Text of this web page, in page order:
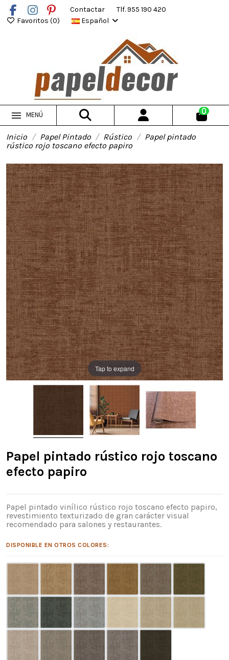
Contactar
Tlf. 955 190 420
Favoritos (0) Español
MENÚ 0
Inicio Papel Pintado Rústico
Papel pintado
rústico rojo toscano efecto papiro
Tap to expand
Papel pintado rústico rojo toscano
efecto papiro
Papel pintado vinílico rústico rojo toscano efecto papiro,
revestimiento texturizado de gran carácter visual
recomendado para salones y restaurantes.
DISPONIBLE EN OTROS COLORES: